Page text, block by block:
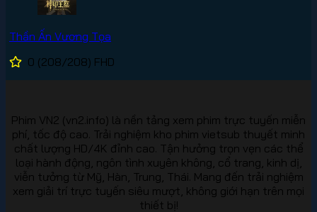
Thần Ấn Vương Tọa
0 (208/208) FHD
Phim VN2 (vn2.info) là nền tảng xem phim trực tuyến miễn
phí, tốc độ cao. Trải nghiệm kho phim vietsub thuyết minh
chất lượng HD/4K đỉnh cao. Tận hưởng trọn vẹn các thể
loại hành động, ngôn tình xuyên không, cổ trang, kinh dị,
viễn tưởng từ Mỹ, Hàn, Trung, Thái. Mang đến trải nghiệm
xem giải trí trực tuyến siêu mượt, không giới hạn trên mọi
thiết bị!